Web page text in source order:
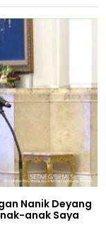
Nanik Deyang
anak Saya